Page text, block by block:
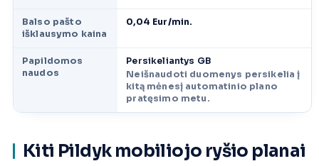
Balso pašto
išklausymo kaina
0,04 Eur/min.
Papildomos
naudos
Persikeliantys GB
Neišnaudoti duomenys persikelia į
kitą mėnesį automatinio plano
pratęsimo metu.
Kiti Pildyk mobiliojo ryšio planai